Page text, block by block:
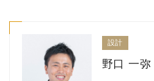
設計
野口 一弥